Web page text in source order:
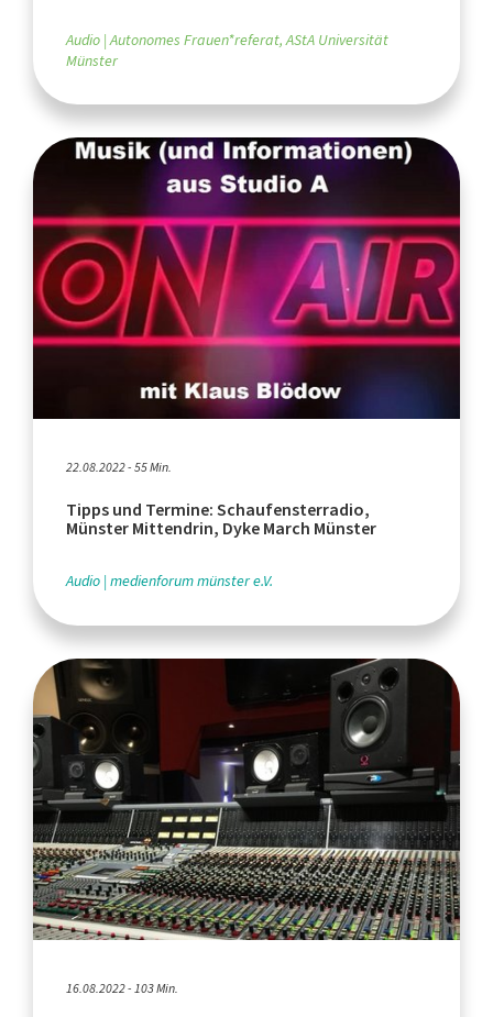
Audio Autonomes Frauen*referat, AStA Universität
Münster
22.08.2022 - 55 Min.
Tipps und Termine: Schaufensterradio,
Münster Mittendrin, Dyke March Münster
Audio medienforum münster e.V.
16.08.2022 - 103 Min.